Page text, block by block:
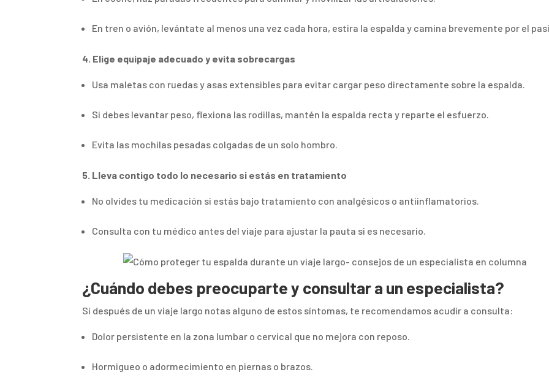
En tren o avión, levántate al menos una vez cada hora, estira la espalda y camina brevemente por el
4. Elige equipaje adecuado y evita sobrecargas
Usa maletas con ruedas y asas extensibles para evitar cargar peso directamente sobre la espalda.
Si debes levantar peso, flexiona las rodillas, mantén la espalda recta y reparte el esfuerzo.
Evita las mochilas pesadas colgadas de un solo hombro.
5. Lleva contigo todo lo necesario si estás en tratamiento
No olvides tu medicación si estás bajo tratamiento con analgésicos o antiinflamatorios.
Consulta con tu médico antes del viaje para ajustar la pauta si es necesario.
¿Cuándo debes preocuparte y consultar a un especialista?
Si después de un viaje largo notas alguno de estos síntomas, te recomendamos acudir a consulta:
Dolor persistente en la zona lumbar o cervical que no mejora con reposo.
Hormigueo o adormecimiento en piernas o brazos.